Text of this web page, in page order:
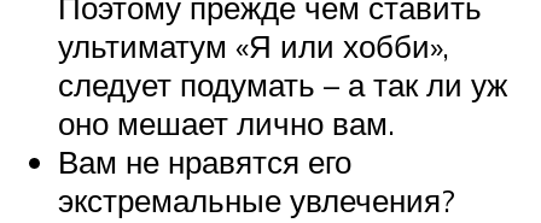
ультиматум «Я или хобби»,
следует подумать – а так ли уж
оно мешает лично вам.
Вам не нравятся его
экстремальные увлечения?